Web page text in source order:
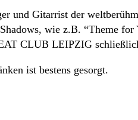
und Gitarrist der
wie z.B. “Theme
CLUB LEIPZIG
ist bestens gesorgt.